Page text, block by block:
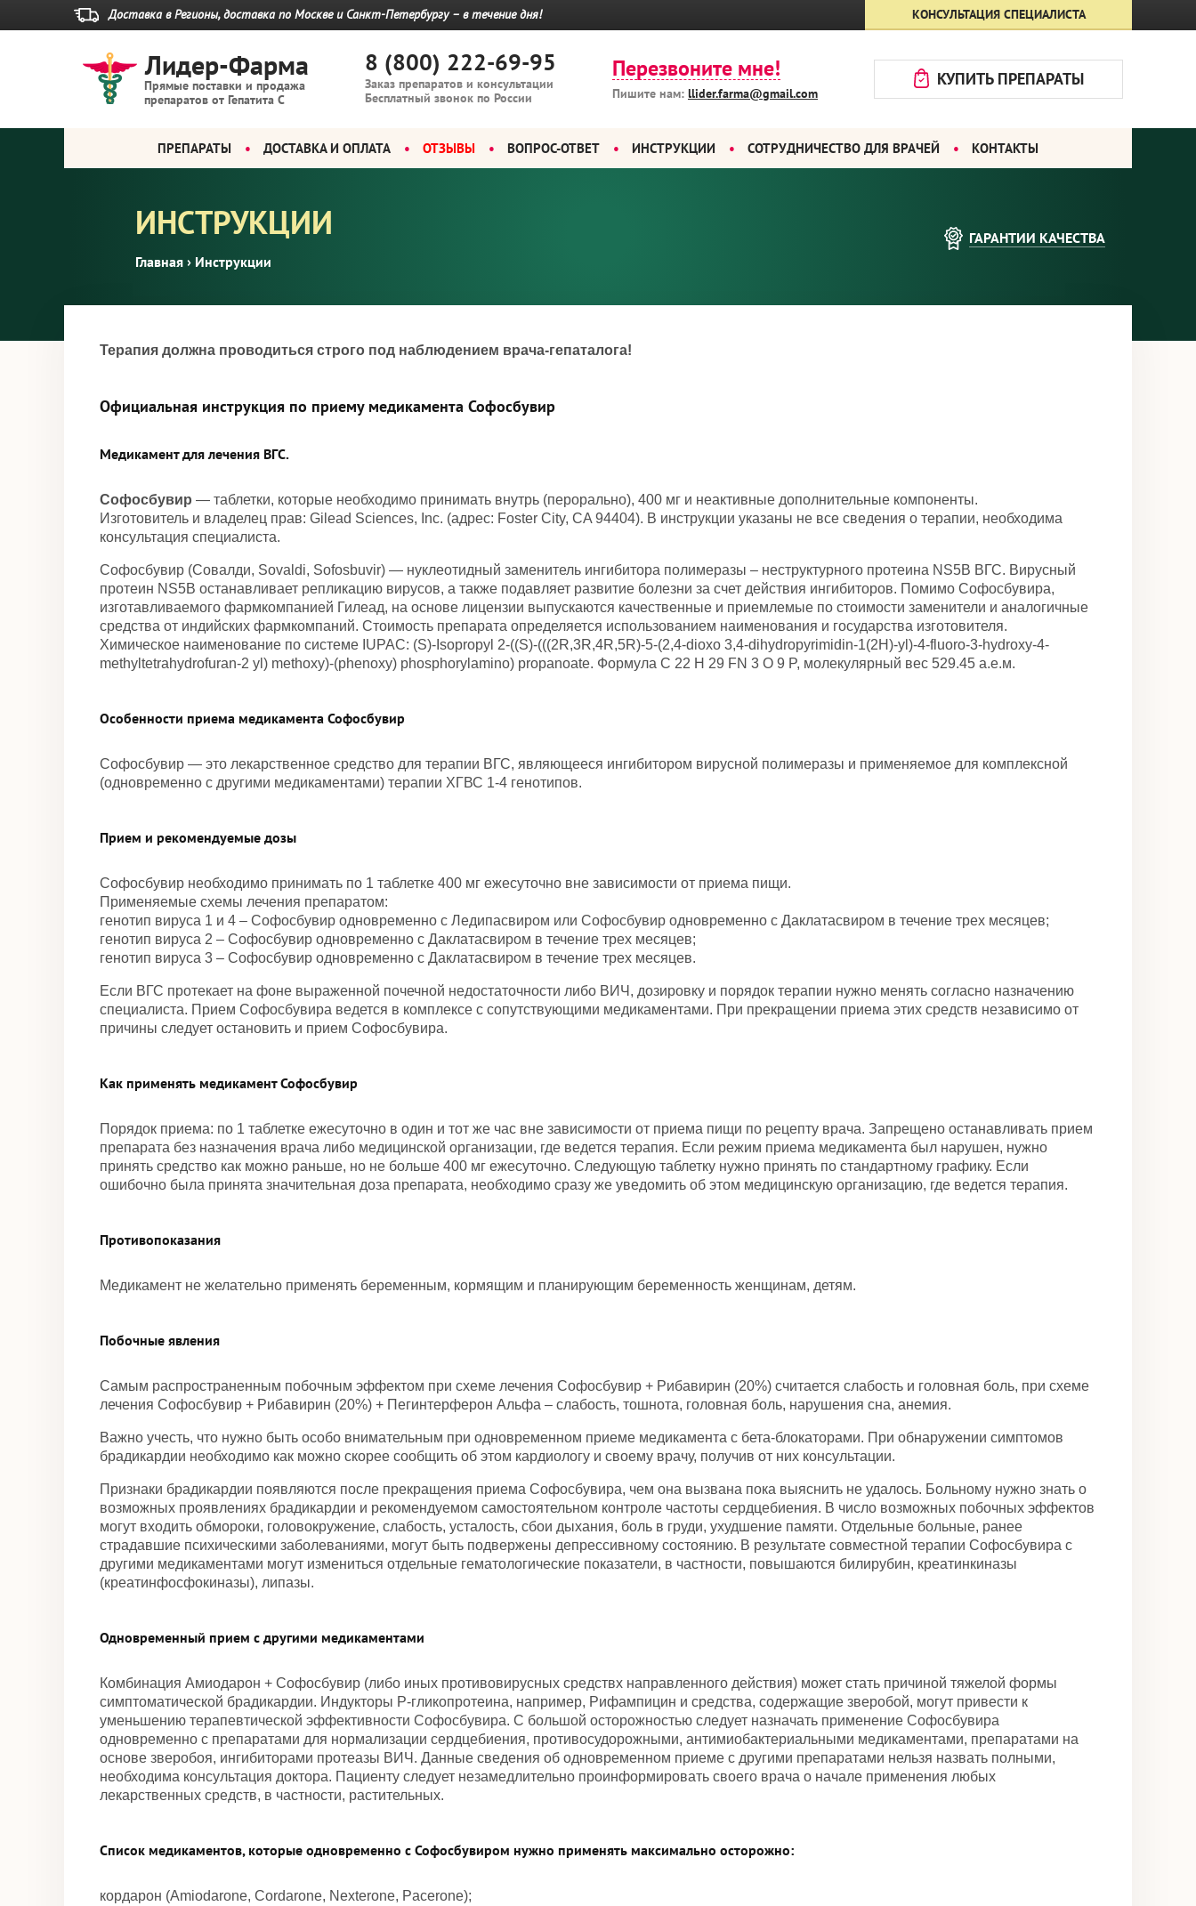
Доставка в Регионы, доставка по Москве и Санкт-Петербургу – в течение дня! КОНСУЛЬТАЦИЯ СПЕЦИАЛИСТА
Лидер-Фарма
Прямые поставки и продажа
препаратов от Гепатита С
8 (800) 222-69-95
Заказ препаратов и консультации
Бесплатный звонок по России
Перезвоните мне!
Пишите нам: llider.farma@gmail.com
КУПИТЬ ПРЕПАРАТЫ
ПРЕПАРАТЫ ДОСТАВКА И ОПЛАТА ОТЗЫВЫ ВОПРОС-ОТВЕТ ИНСТРУКЦИИ СОТРУДНИЧЕСТВО ДЛЯ ВРАЧЕЙ КОНТАКТЫ
ИНСТРУКЦИИ
Главная › Инструкции
ГАРАНТИИ КАЧЕСТВА
Терапия должна проводиться строго под наблюдением врача-гепаталога!
Официальная инструкция по приему медикамента Софосбувир
Медикамент для лечения ВГС.
Софосбувир — таблетки, которые необходимо принимать внутрь (перорально), 400 мг и неактивные дополнительные компоненты.
Изготовитель и владелец прав: Gilead Sciences, Inc. (адрес: Foster City, CA 94404). В инструкции указаны не все сведения о терапии, необходима
консультация специалиста.
Софосбувир (Совалди, Sovaldi, Sofosbuvir) — нуклеотидный заменитель ингибитора полимеразы – неструктурного протеина NS5B ВГС. Вирусный
протеин NS5B останавливает репликацию вирусов, а также подавляет развитие болезни за счет действия ингибиторов. Помимо Софосбувира,
изготавливаемого фармкомпанией Гилеад, на основе лицензии выпускаются качественные и приемлемые по стоимости заменители и аналогичные
средства от индийских фармкомпаний. Стоимость препарата определяется использованием наименования и государства изготовителя.
Химическое наименование по системе IUPAC: (S)-Isopropyl 2-((S)-(((2R,3R,4R,5R)-5-(2,4-dioxo 3,4-dihydropyrimidin-1(2H)-yl)-4-fluoro-3-hydroxy-4-
methyltetrahydrofuran-2 yl) methoxy)-(phenoxy) phosphorylamino) propanoate. Формула C 22 H 29 FN 3 O 9 P, молекулярный вес 529.45 а.е.м.
Особенности приема медикамента Софосбувир
Софосбувир — это лекарственное средство для терапии ВГС, являющееся ингибитором вирусной полимеразы и применяемое для комплексной
(одновременно с другими медикаментами) терапии ХГВС 1-4 генотипов.
Прием и рекомендуемые дозы
Софосбувир необходимо принимать по 1 таблетке 400 мг ежесуточно вне зависимости от приема пищи.
Применяемые схемы лечения препаратом:
генотип вируса 1 и 4 – Софосбувир одновременно с Ледипасвиром или Софосбувир одновременно с Даклатасвиром в течение трех месяцев;
генотип вируса 2 – Софосбувир одновременно с Даклатасвиром в течение трех месяцев;
генотип вируса 3 – Софосбувир одновременно с Даклатасвиром в течение трех месяцев.
Если ВГС протекает на фоне выраженной почечной недостаточности либо ВИЧ, дозировку и порядок терапии нужно менять согласно назначению
специалиста. Прием Софосбувира ведется в комплексе с сопутствующими медикаментами. При прекращении приема этих средств независимо от
причины следует остановить и прием Софосбувира.
Как применять медикамент Софосбувир
Порядок приема: по 1 таблетке ежесуточно в один и тот же час вне зависимости от приема пищи по рецепту врача. Запрещено останавливать прием
препарата без назначения врача либо медицинской организации, где ведется терапия. Если режим приема медикамента был нарушен, нужно
принять средство как можно раньше, но не больше 400 мг ежесуточно. Следующую таблетку нужно принять по стандартному графику. Если
ошибочно была принята значительная доза препарата, необходимо сразу же уведомить об этом медицинскую организацию, где ведется терапия.
Противопоказания
Медикамент не желательно применять беременным, кормящим и планирующим беременность женщинам, детям.
Побочные явления
Самым распространенным побочным эффектом при схеме лечения Софосбувир + Рибавирин (20%) считается слабость и головная боль, при схеме
лечения Софосбувир + Рибавирин (20%) + Пегинтерферон Альфа – слабость, тошнота, головная боль, нарушения сна, анемия.
Важно учесть, что нужно быть особо внимательным при одновременном приеме медикамента с бета-блокаторами. При обнаружении симптомов
брадикардии необходимо как можно скорее сообщить об этом кардиологу и своему врачу, получив от них консультации.
Признаки брадикардии появляются после прекращения приема Софосбувира, чем она вызвана пока выяснить не удалось. Больному нужно знать о
возможных проявлениях брадикардии и рекомендуемом самостоятельном контроле частоты сердцебиения. В число возможных побочных эффектов
могут входить обмороки, головокружение, слабость, усталость, сбои дыхания, боль в груди, ухудшение памяти. Отдельные больные, ранее
страдавшие психическими заболеваниями, могут быть подвержены депрессивному состоянию. В результате совместной терапии Софосбувира с
другими медикаментами могут измениться отдельные гематологические показатели, в частности, повышаются билирубин, креатинкиназы
(креатинфосфокиназы), липазы.
Одновременный прием с другими медикаментами
Комбинация Амиодарон + Софосбувир (либо иных противовирусных средствх направленного действия) может стать причиной тяжелой формы
симптоматической брадикардии. Индукторы Р-гликопротеина, например, Рифампицин и средства, содержащие зверобой, могут привести к
уменьшению терапевтической эффективности Софосбувира. С большой осторожностью следует назначать применение Софосбувира
одновременно с препаратами для нормализации сердцебиения, противосудорожными, антимиобактериальными медикаментами, препаратами на
основе зверобоя, ингибиторами протеазы ВИЧ. Данные сведения об одновременном приеме с другими препаратами нельзя назвать полными,
необходима консультация доктора. Пациенту следует незамедлительно проинформировать своего врача о начале применения любых
лекарственных средств, в частности, растительных.
Список медикаментов, которые одновременно с Софосбувиром нужно применять максимально осторожно:
кордарон (Amiodarone, Cordarone, Nexterone, Pacerone);